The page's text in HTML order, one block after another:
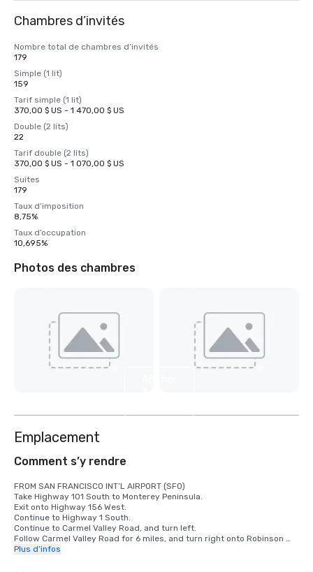
Chambres d’invités
Nombre total de chambres d’invités
179
Simple (1 lit)
159
Tarif simple (1 lit)
370,00 $ US - 1 470,00 $ US
Double (2 lits)
22
Tarif double (2 lits)
370,00 $ US - 1 070,00 $ US
Suites
179
Taux d’imposition
8,75%
Taux d’occupation
10,695%
Photos des chambres
Emplacement
Comment s’y rendre
FROM SAN FRANCISCO INT’L AIRPORT (SFO)
Take Highway 101 South to Monterey Peninsula.
Exit onto Highway 156 West.
Continue to Highway 1 South.
Continue to Carmel Valley Road, and turn left.
Follow Carmel Valley Road for 6 miles, and turn right onto Robinson
Canyon Road.
Plus d’infos